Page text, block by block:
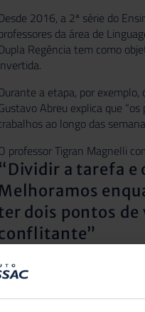
2016, a 2ª série do
da área de
Regência tem como
a etapa, por
Abreu explica que
ao longo das
professor Tigran Magnelli
“Dividir a tarefa e
dois pontos de